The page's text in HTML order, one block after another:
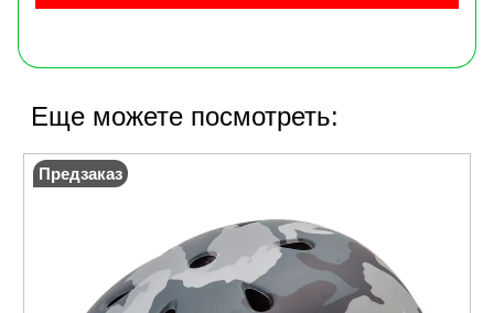
Еще можете посмотреть:
Предзаказ